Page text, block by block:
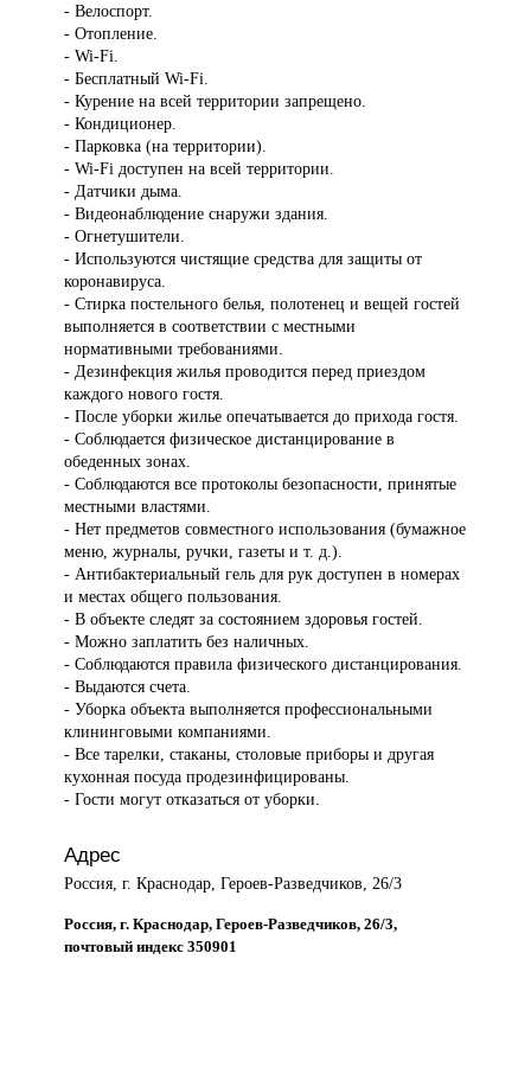
- Велоспорт.
- Отопление.
- Wi-Fi.
- Бесплатный Wi-Fi.
- Курение на всей территории запрещено.
- Кондиционер.
- Парковка (на территории).
- Wi-Fi доступен на всей территории.
- Датчики дыма.
- Видеонаблюдение снаружи здания.
- Огнетушители.
- Используются чистящие средства для защиты от
коронавируса.
- Стирка постельного белья, полотенец и вещей гостей
выполняется в соответствии с местными
нормативными требованиями.
- Дезинфекция жилья проводится перед приездом
каждого нового гостя.
- После уборки жилье опечатывается до прихода гостя.
- Соблюдается физическое дистанцирование в
обеденных зонах.
- Соблюдаются все протоколы безопасности, принятые
местными властями.
- Нет предметов совместного использования (бумажное
меню, журналы, ручки, газеты и т. д.).
- Антибактериальный гель для рук доступен в номерах
и местах общего пользования.
- В объекте следят за состоянием здоровья гостей.
- Можно заплатить без наличных.
- Соблюдаются правила физического дистанцирования.
- Выдаются счета.
- Уборка объекта выполняется профессиональными
клининговыми компаниями.
- Все тарелки, стаканы, столовые приборы и другая
кухонная посуда продезинфицированы.
- Гости могут отказаться от уборки.
Адрес
Россия, г. Краснодар, Героев-Разведчиков, 26/3
Россия, г. Краснодар, Героев-Разведчиков, 26/3,
почтовый индекс 350901